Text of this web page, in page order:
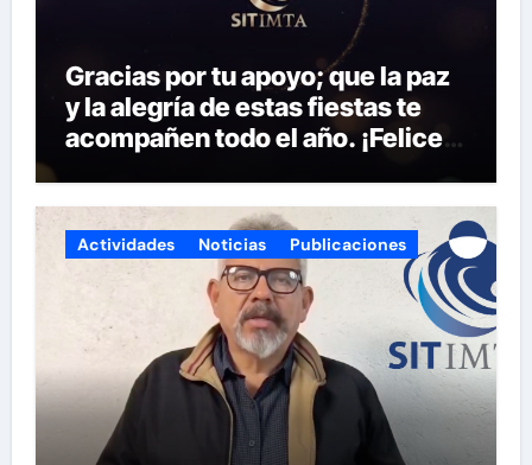
Gracias por tu apoyo; que la paz
y la alegría de estas fiestas te
acompañen todo el año. ¡Felices
Actividades Noticias Publicaciones